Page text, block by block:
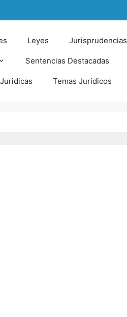
Leyes Jurisprudencias
Sentencias Destacadas
Temas Juridicos